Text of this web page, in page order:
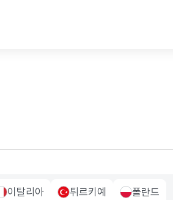
Flag
이탈리아 turkiye Flag
튀르키예 poland Flag
폴란드